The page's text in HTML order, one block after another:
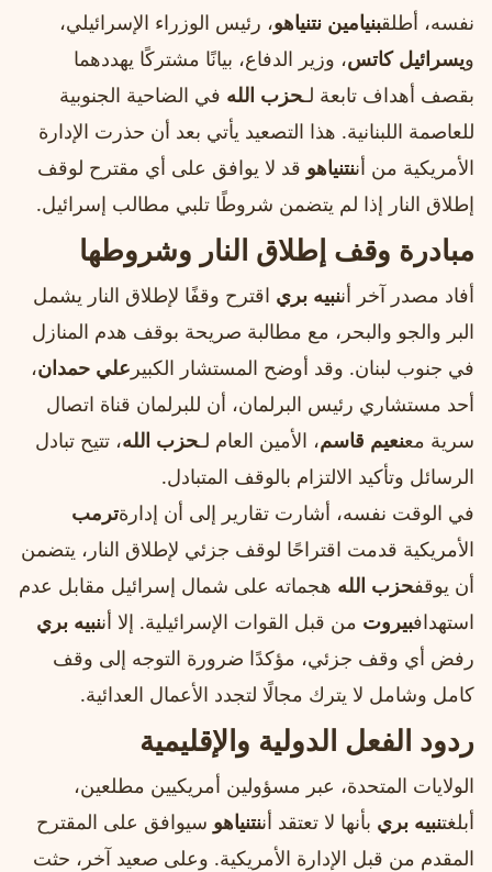
نفسه، أطلقبنيامين نتنياهو، رئيس الوزراء الإسرائيلي،
ويسرائيل كاتس، وزير الدفاع، بيانًا مشتركًا يهددهما
بقصف أهداف تابعة لـحزب الله في الضاحية الجنوبية
للعاصمة اللبنانية. هذا التصعيد يأتي بعد أن حذرت الإدارة
الأمريكية من أننتنياهو قد لا يوافق على أي مقترح لوقف
إطلاق النار إذا لم يتضمن شروطًا تلبي مطالب إسرائيل.
مبادرة وقف إطلاق النار وشروطها
أفاد مصدر آخر أننبيه بري اقترح وقفًا لإطلاق النار يشمل
البر والجو والبحر، مع مطالبة صريحة بوقف هدم المنازل
في جنوب لبنان. وقد أوضح المستشار الكبير علي حمدان،
أحد مستشاري رئيس البرلمان، أن للبرلمان قناة اتصال
سرية معنعيم قاسم، الأمين العام لـحزب الله، تتيح تبادل
الرسائل وتأكيد الالتزام بالوقف المتبادل.
في الوقت نفسه، أشارت تقارير إلى أن إدارةترمب
الأمريكية قدمت اقتراحًا لوقف جزئي لإطلاق النار، يتضمن
أن يوقفحزب الله هجماته على شمال إسرائيل مقابل عدم
استهدافبيروت من قبل القوات الإسرائيلية. إلا أننبيه بري
رفض أي وقف جزئي، مؤكدًا ضرورة التوجه إلى وقف
كامل وشامل لا يترك مجالًا لتجدد الأعمال العدائية.
ردود الفعل الدولية والإقليمية
الولايات المتحدة، عبر مسؤولين أمريكيين مطلعين،
أبلغتنبيه بري بأنها لا تعتقد أننتنياهو سيوافق على المقترح
المقدم من قبل الإدارة الأمريكية. وعلى صعيد آخر، حثت